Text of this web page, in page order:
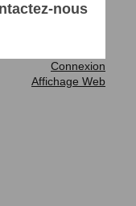
nous
Connexion
Affichage Web